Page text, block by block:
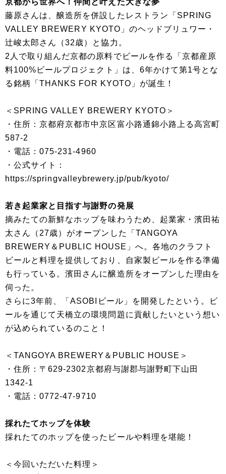
藤原さんは、醸造所を併設したレストラン「SPRING
VALLEY BREWERY KYOTO」のヘッドブリュワー・
辻峻太郎さん（32歳）と協力。
2人で取り組んだ京都の原料でビールを作る「京都産原
料100%ビールプロジェクト」は、6年かけて第1号とな
る銘柄「THANKS FOR KYOTO」が誕生！
＜SPRING VALLEY BREWERY KYOTO＞
・住所：京都府京都市中京区富小路通錦小路上る高宮町
587-2
・電話：075-231-4960
・公式サイト：
https://springvalleybrewery.jp/pub/kyoto/
若き起業家と目指す与謝野の発展
摘みたての新鮮なホップを味わうため、起業家・濱田祐
太さん（27歳）がオープンした「TANGOYA
BREWERY＆PUBLIC HOUSE」へ。各地のクラフト
ビールと料理を提供しており、自家製ビールを作る準備
も行っている。濱田さんに醸造所をオープンした理由を
伺った。
さらに3年前、「ASOBIビール」を開発したという。ビ
ールを通じて天橋立の環境問題に貢献したいという想い
が込められているのこと！
＜TANGOYA BREWERY＆PUBLIC HOUSE＞
・住所：〒629-2302京都府与謝郡与謝野町下山田
1342-1
・電話：0772-47-9710
採れたてホップを体験
採れたてのホップを使ったビールや料理を堪能！
＜今回いただいた料理＞